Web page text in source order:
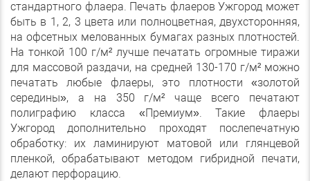
стандартного флаера. Печать флаеров Ужгород может
быть в 1, 2, 3 цвета или полноцветная, двухсторонняя,
на офсетных мелованных бумагах разных плотностей.
На тонкой 100 г/м² лучше печатать огромные тиражи
для массовой раздачи, на средней 130-170 г/м² можно
печатать любые флаеры, это плотности «золотой
середины», а на 350 г/м² чаще всего печатают
полиграфию класса «Премиум». Такие флаеры
Ужгород дополнительно проходят послепечатную
обработку: их ламинируют матовой или глянцевой
пленкой, обрабатывают методом гибридной печати,
делают перфорацию.